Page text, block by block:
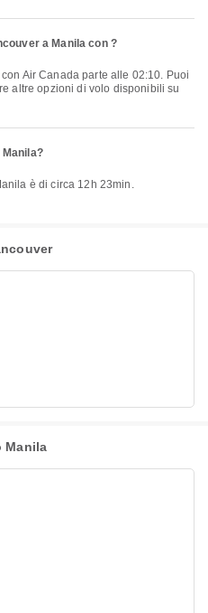
a Manila con ?
altre opzioni di volo disponibili su
è di circa 12h 23min.
Manila